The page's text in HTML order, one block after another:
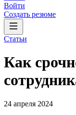
Войти
Создать резюме
Статьи
Как
24 апреля 2024